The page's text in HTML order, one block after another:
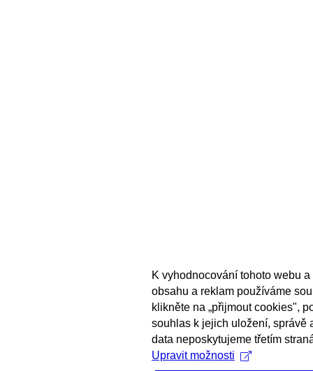
K vyhodnocování tohoto webu
obsahu a reklam používáme
klikněte na „přijmout cookies",
souhlas k jejich uložení, správě
data neposkytujeme třetím
Upravit možnosti